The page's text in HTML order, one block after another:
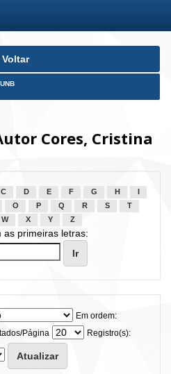
Voltar
Cores, Cristina
C D E F G H
O P Q R S
T
W X Y Z
as primeiras letras:
Em ordem:
Página
Registro(s):